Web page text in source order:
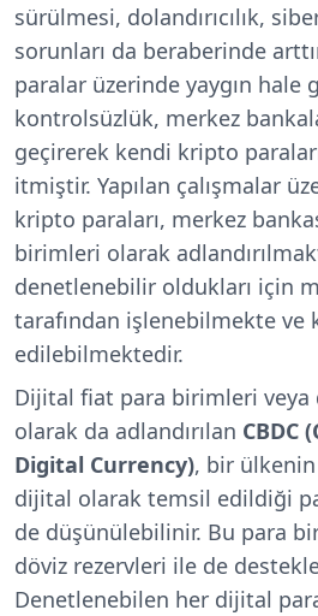
sürülmesi, dolandırıcılık,
sorunları da beraberinde
paralar üzerinde yaygın hale
kontrolsüzlük, merkez
geçirerek kendi kripto
itmiştir. Yapılan çalışmalar
kripto paraları, merkez
birimleri olarak
denetlenebilir oldukları için
tarafından işlenebilmekte ve
edilebilmektedir.
Dijital fiat para birimleri
olarak da adlandırılan CBDC
Digital Currency), bir
dijital olarak temsil edildiği
de düşünülebilinir. Bu para
döviz rezervleri ile de
Denetlenebilen her dijital